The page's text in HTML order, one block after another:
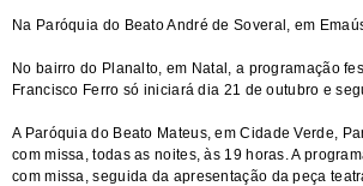
Na Paróquia do Beato André de Soveral, em
No bairro do Planalto, em Natal, a programação
Francisco Ferro só iniciará dia 21 de outubro e
A Paróquia do Beato Mateus, em Cidade Verde,
com missa, todas as noites, às 19 horas. A
com missa, seguida da apresentação da peça